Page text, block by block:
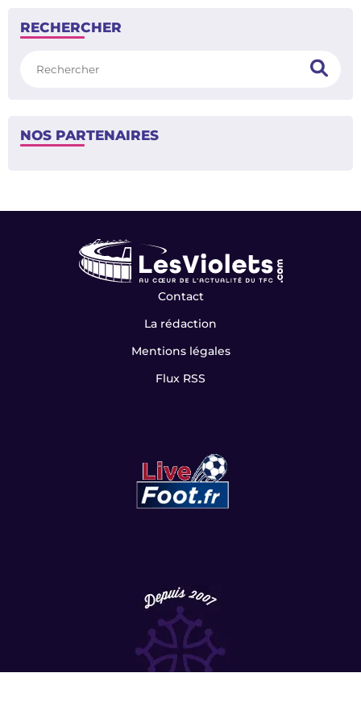
RECHERCHER
NOS PARTENAIRES
Contact
La rédaction
Mentions légales
Flux RSS